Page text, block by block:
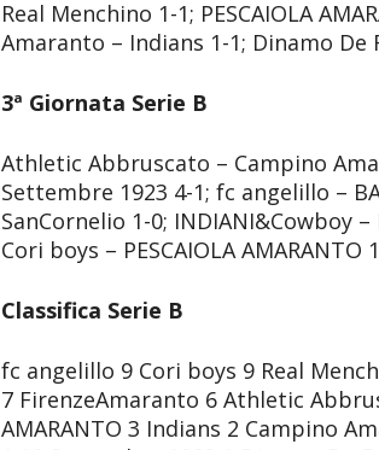
Real Menchino 1-1; PESCAIOLA
Amaranto – Indians 1-1; Dinamo
3ª Giornata Serie B
Athletic Abbruscato – Campino
Settembre 1923 4-1; fc angelillo –
SanCornelio 1-0; INDIANI&Cowboy
Cori boys – PESCAIOLA
Classifica Serie B
fc angelillo 9 Cori boys 9 Real
7 FirenzeAmaranto 6 Athletic
AMARANTO 3 Indians 2 Campino